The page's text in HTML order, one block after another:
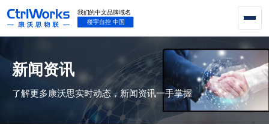
新闻资讯
了解更多康沃思实时动态，新闻资讯一手掌握